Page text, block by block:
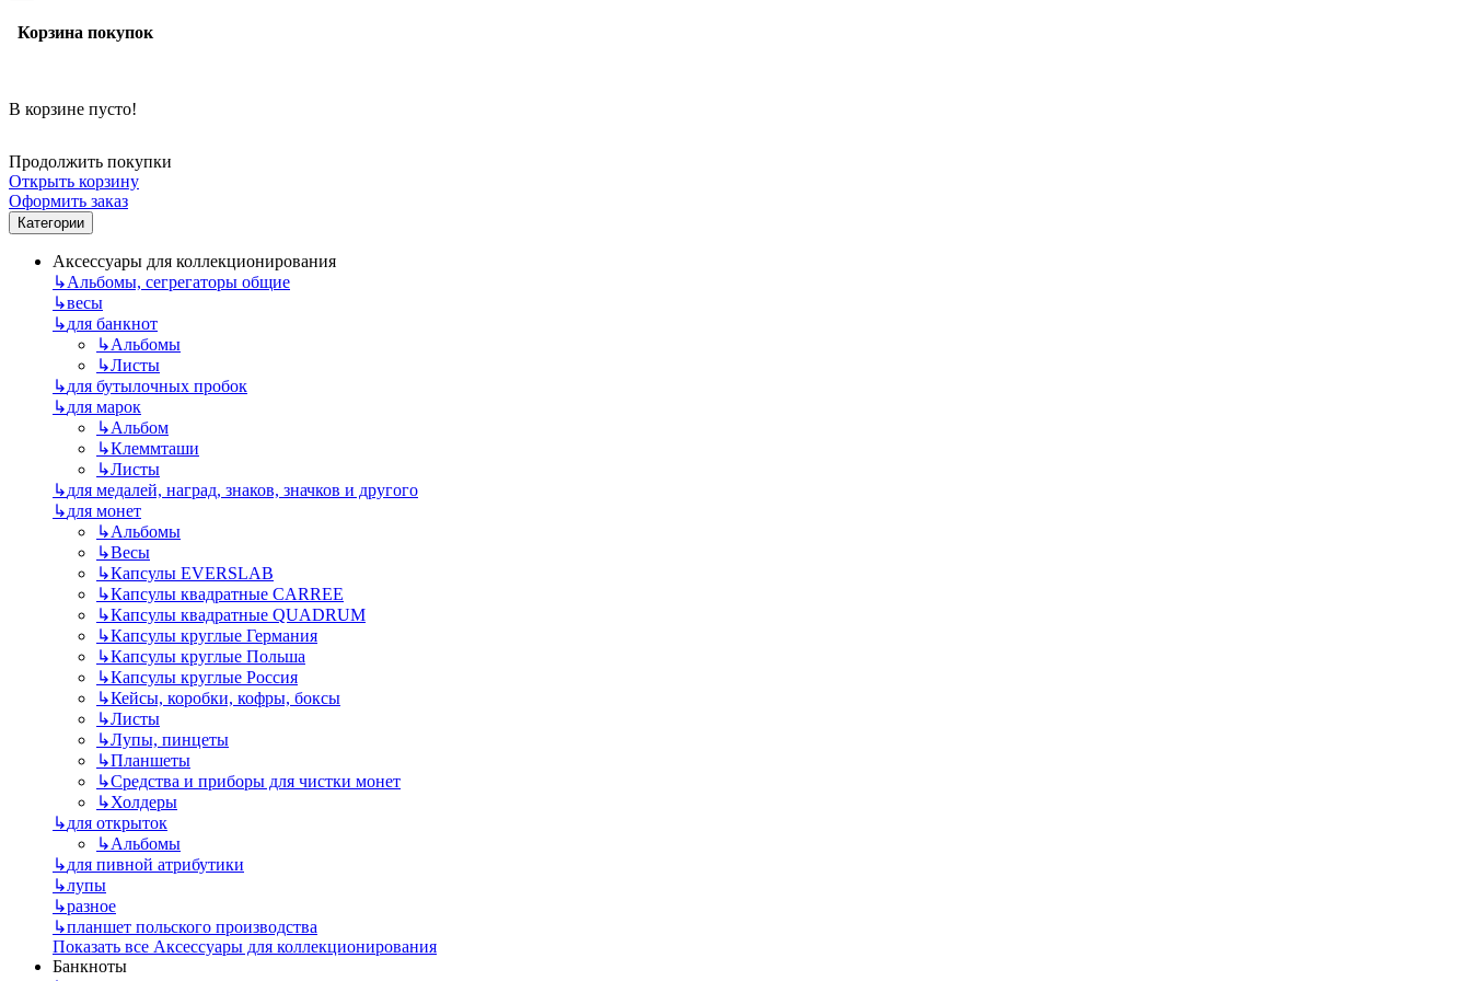
Корзина покупок
В корзине пусто!
Продолжить покупки
Открыть корзину
Оформить заказ
Категории
Аксессуары для коллекционирования
↳Альбомы, сегрегаторы общие
↳весы
↳для банкнот
↳Альбомы
↳Листы
↳для бутылочных пробок
↳для марок
↳Альбом
↳Клеммташи
↳Листы
↳для медалей, наград, знаков, значков и другого
↳для монет
↳Альбомы
↳Весы
↳Капсулы EVERSLAB
↳Капсулы квадратные CARREE
↳Капсулы квадратные QUADRUM
↳Капсулы круглые Германия
↳Капсулы круглые Польша
↳Капсулы круглые Россия
↳Кейсы, коробки, кофры, боксы
↳Листы
↳Лупы, пинцеты
↳Планшеты
↳Средства и приборы для чистки монет
↳Холдеры
↳для открыток
↳Альбомы
↳для пивной атрибутики
↳лупы
↳разное
↳планшет польского производства
Показать все Аксессуары для коллекционирования
Банкноты